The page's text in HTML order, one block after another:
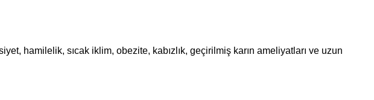
hamilelik, sıcak iklim, obezite, kabızlık, geçirilmiş karın ameliyatları ve uzun